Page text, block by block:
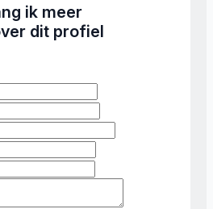
ik meer
dit profiel